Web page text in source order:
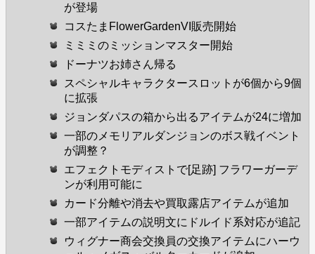
が登場
コスたまFlowerGardenVI販売開始
ミミミのミッションマスター開始
ドーナツお姉さん帰る
スペシャルキャラクタースロットが6個から9個
に拡張
ジョンダパスの箱から出るアイテムが24に増加
一部のメモリアルダンジョンのボス戦イベント
が調整？
エフェクトモディストで[足跡] フラワーガーデ
ンが利用可能に
カード分離や消去や買取露店アイテムが追加
一部アイテムの説明文にドルイド系対応が追記
ウィグナー商会交換員の交換アイテムにハーウ